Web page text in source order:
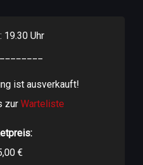
19.30 Uhr
ist ausverkauft!
zur Warteliste
€